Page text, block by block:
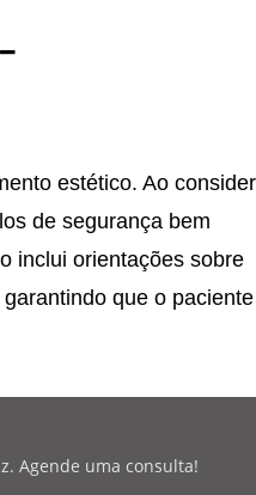
estético. Ao
de segurança bem
inclui orientações sobre
que o paciente
Agende uma consulta!